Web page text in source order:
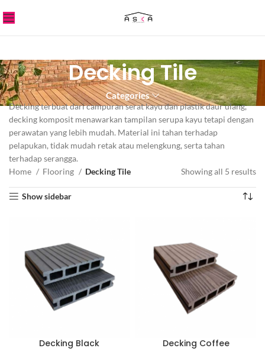
Decking Tile
Categories
Decking terbuat dari campuran serat kayu dan plastik daur ulang,
decking komposit menawarkan tampilan serupa kayu tetapi dengan
perawatan yang lebih mudah. Material ini tahan terhadap
pelapukan, tidak mudah retak atau melengkung, serta tahan
terhadap serangga.
Home
Flooring Decking Tile Showing all 5 results
Show sidebar
Decking Black Decking Coffee